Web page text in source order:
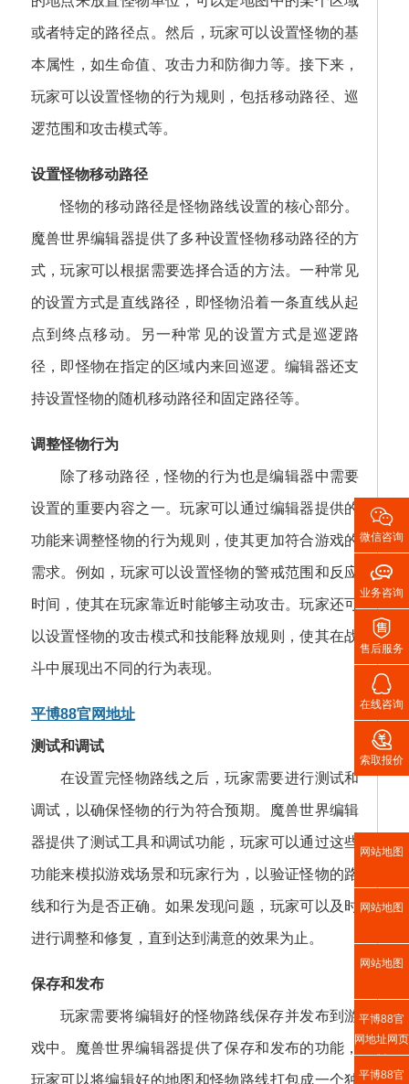
或者特定的路径点。然后，玩家可以设置怪物的基
本属性，如生命值、攻击力和防御力等。接下来，
玩家可以设置怪物的行为规则，包括移动路径、巡
逻范围和攻击模式等。
设置怪物移动路径
怪物的移动路径是怪物路线设置的核心部分。
魔兽世界编辑器提供了多种设置怪物移动路径的方
式，玩家可以根据需要选择合适的方法。一种常见
的设置方式是直线路径，即怪物沿着一条直线从起
点到终点移动。另一种常见的设置方式是巡逻路
径，即怪物在指定的区域内来回巡逻。编辑器还支
持设置怪物的随机移动路径和固定路径等。
调整怪物行为
除了移动路径，怪物的行为也是编辑器中需要
设置的重要内容之一。玩家可以通过编辑器提供的
功能来调整怪物的行为规则，使其更加符合游戏的
需求。例如，玩家可以设置怪物的警戒范围和反应
时间，使其在玩家靠近时能够主动攻击。玩家还可
以设置怪物的攻击模式和技能释放规则，使其在战
斗中展现出不同的行为表现。
平博88官网地址
测试和调试
在设置完怪物路线之后，玩家需要进行测试和
调试，以确保怪物的行为符合预期。魔兽世界编辑
器提供了测试工具和调试功能，玩家可以通过这些
功能来模拟游戏场景和玩家行为，以验证怪物的路
线和行为是否正确。如果发现问题，玩家可以及时
进行调整和修复，直到达到满意的效果为止。
保存和发布
玩家需要将编辑好的怪物路线保存并发布到游
戏中。魔兽世界编辑器提供了保存和发布的功能，
玩家可以将编辑好的地图和怪物路线打包成一个独

微信咨询

业务咨询

售后服务

在线咨询

索取报价
网站地图
网站地图
网站地图
平博88官
网地址网页
版
平博88官